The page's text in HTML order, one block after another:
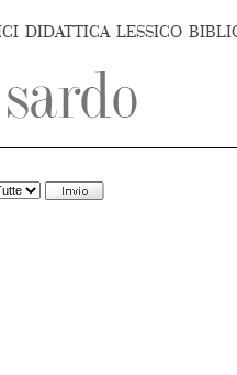
DIDATTICA LESSICO